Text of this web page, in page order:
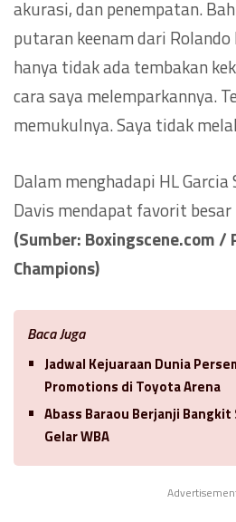
akurasi, dan penempatan.
putaran keenam dari
hanya tidak ada tembakan
cara saya melemparkannya.
memukulnya. Saya tidak
Dalam menghadapi HL
Davis mendapat favorit
(Sumber: Boxingscene.com /
Champions)
Baca Juga
Jadwal Kejuaraan Dunia
Promotions di Toyota Arena
Abass Baraou Berjanji
Gelar WBA